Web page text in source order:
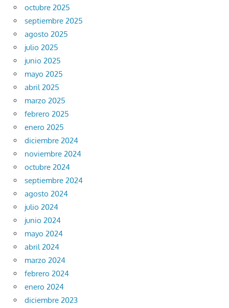
octubre 2025
septiembre 2025
agosto 2025
julio 2025
junio 2025
mayo 2025
abril 2025
marzo 2025
febrero 2025
enero 2025
diciembre 2024
noviembre 2024
octubre 2024
septiembre 2024
agosto 2024
julio 2024
junio 2024
mayo 2024
abril 2024
marzo 2024
febrero 2024
enero 2024
diciembre 2023